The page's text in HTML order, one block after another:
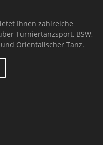
Ihnen zahlreiche
Turniertanzsport, BSW,
Orientalischer Tanz.